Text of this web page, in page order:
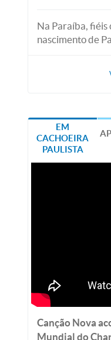
Na Paraíba, fiéis
nascimento de
EM
CACHOEIRA
PAULISTA
Canção Nova
Mundial do